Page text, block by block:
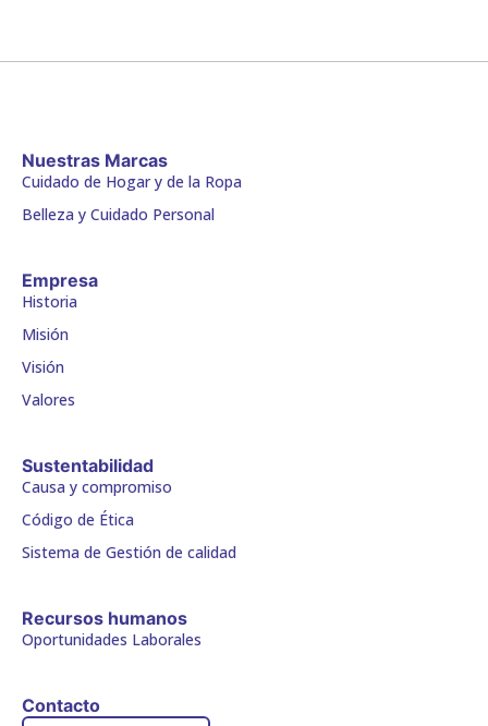
Nuestras Marcas
Cuidado de Hogar y de la Ropa
Belleza y Cuidado Personal
Empresa
Historia
Misión
Visión
Valores
Sustentabilidad
Causa y compromiso
Código de Ética
Sistema de Gestión de calidad
Recursos humanos
Oportunidades Laborales
Contacto